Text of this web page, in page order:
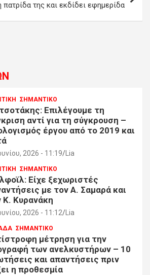
πατρίδα της και εκδίδει εφημερίδα
ΣΗΜΑΝΤΙΚΟ
Επιλέγουμε τη
αντί για τη σύγκρουση –
έργου από το 2019 και
2026 - 11:19 Lia
ΣΗΜΑΝΤΙΚΟ
Είχε ξεχωριστές
με τον Α. Σαμαρά και
Κ. Κυρανάκη
2026 - 11:12 Lia
ΣΗΜΑΝΤΙΚΟ
μέτρηση για την
των ανελκυστήρων – 10
και απαντήσεις πριν
η προθεσμία